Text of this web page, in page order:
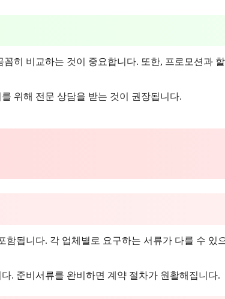
히 비교하는 것이 중요합니다. 또한, 프로모션과 할
위해 전문 상담을 받는 것이 권장됩니다.
됩니다. 각 업체별로 요구하는 서류가 다를 수 있
. 준비서류를 완비하면 계약 절차가 원활해집니다.